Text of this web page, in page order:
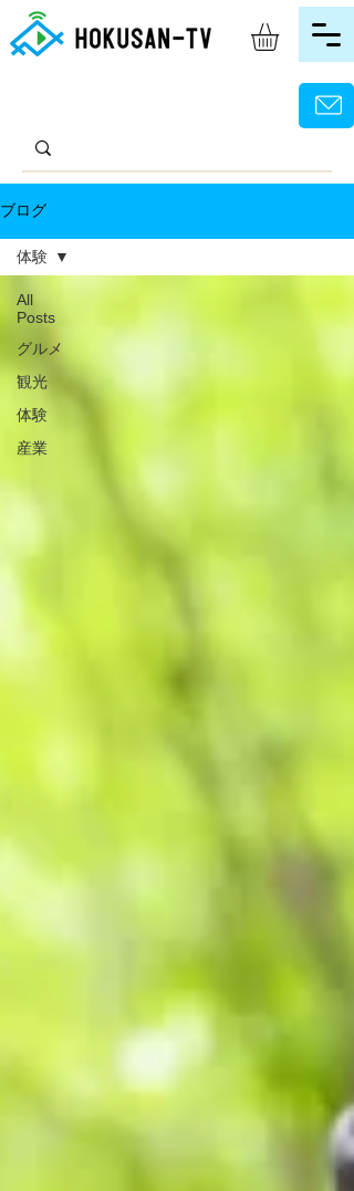
ブログ
All
Posts
グルメ
観光
体験
産業
体験